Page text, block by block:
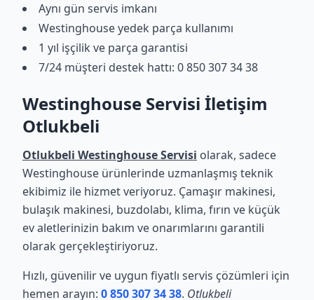
Aynı gün servis imkanı
Westinghouse yedek parça kullanımı
1 yıl işçilik ve parça garantisi
7/24 müşteri destek hattı: 0 850 307 34 38
Westinghouse Servisi İletişim
Otlukbeli
Otlukbeli Westinghouse Servisi olarak, sadece
Westinghouse ürünlerinde uzmanlaşmış teknik
ekibimiz ile hizmet veriyoruz. Çamaşır makinesi,
bulaşık makinesi, buzdolabı, klima, fırın ve küçük
ev aletlerinizin bakım ve onarımlarını garantili
olarak gerçekleştiriyoruz.
Hızlı, güvenilir ve uygun fiyatlı servis çözümleri için
hemen arayın: 0 850 307 34 38. Otlukbeli